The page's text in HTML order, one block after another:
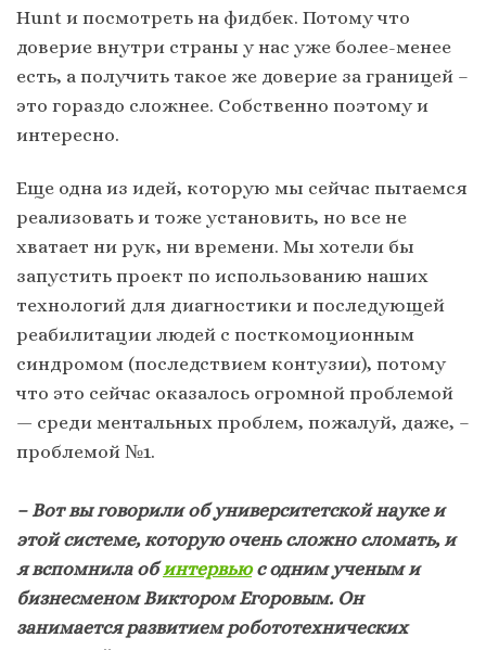
Hunt и посмотреть на фидбек. Потому что
доверие внутри страны у нас уже более-менее
есть, а получить такое же доверие за границей –
это гораздо сложнее. Собственно поэтому и
интересно.
Еще одна из идей, которую мы сейчас пытаемся
реализовать и тоже установить, но все не
хватает ни рук, ни времени. Мы хотели бы
запустить проект по использованию наших
технологий для диагностики и последующей
реабилитации людей с посткомоционным
синдромом (последствием контузии), потому
что это сейчас оказалось огромной проблемой
— среди ментальных проблем, пожалуй, даже, –
проблемой №1.
– Вот вы говорили об университетской науке и
этой системе, которую очень сложно сломать, и
я вспомнила обинтервьюс одним ученым и
бизнесменом Виктором Егоровым. Он
занимается развитием робототехнических